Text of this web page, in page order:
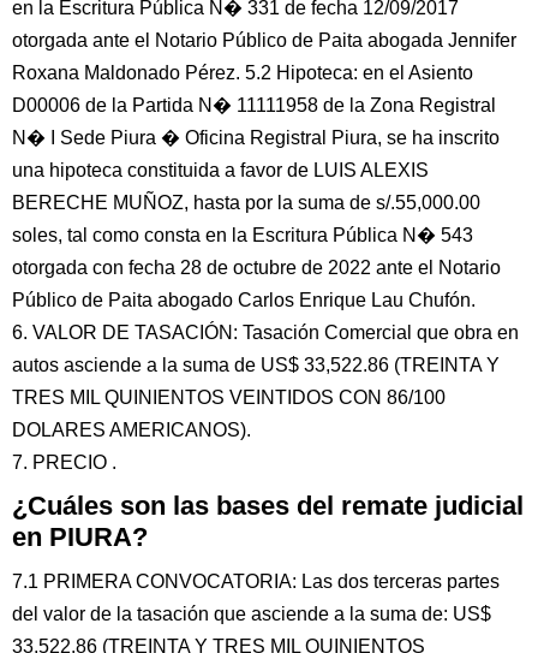
en la Escritura Pública N� 331 de fecha 12/09/2017
otorgada ante el Notario Público de Paita abogada Jennifer
Roxana Maldonado Pérez. 5.2 Hipoteca: en el Asiento
D00006 de la Partida N� 11111958 de la Zona Registral
N� I Sede Piura � Oficina Registral Piura, se ha inscrito
una hipoteca constituida a favor de LUIS ALEXIS
BERECHE MUÑOZ, hasta por la suma de s/.55,000.00
soles, tal como consta en la Escritura Pública N� 543
otorgada con fecha 28 de octubre de 2022 ante el Notario
Público de Paita abogado Carlos Enrique Lau Chufón.
6. VALOR DE TASACIÓN: Tasación Comercial que obra en
autos asciende a la suma de US$ 33,522.86 (TREINTA Y
TRES MIL QUINIENTOS VEINTIDOS CON 86/100
DOLARES AMERICANOS).
7. PRECIO .
¿Cuáles son las bases del remate judicial
en PIURA?
7.1 PRIMERA CONVOCATORIA: Las dos terceras partes
del valor de la tasación que asciende a la suma de: US$
33,522.86 (TREINTA Y TRES MIL QUINIENTOS